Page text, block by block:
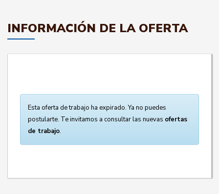
INFORMACIÓN DE LA OFERTA
Esta oferta de trabajo ha expirado. Ya no puedes
postularte. Te invitamos a consultar las nuevas ofertas
de trabajo.